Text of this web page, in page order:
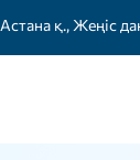
Астана қ., Жеңіс